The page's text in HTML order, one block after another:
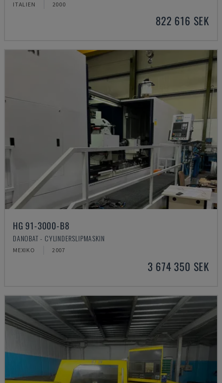
ITALIEN 2000
822 616 SEK
HG 91-3000-B8
DANOBAT - CYLINDERSLIPMASKIN
MEXIKO 2007
3 674 350 SEK